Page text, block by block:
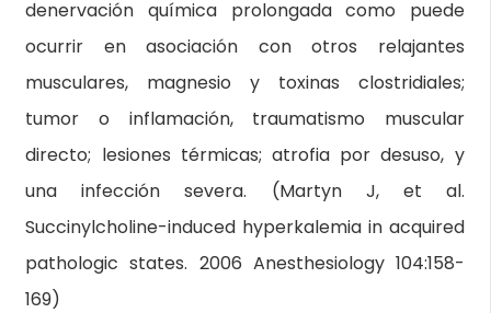
denervación química prolongada como puede
ocurrir en asociación con otros relajantes
musculares, magnesio y toxinas clostridiales;
tumor o inflamación, traumatismo muscular
directo; lesiones térmicas; atrofia por desuso, y
una infección severa. (Martyn J, et al.
Succinylcholine-induced hyperkalemia in acquired
pathologic states. 2006 Anesthesiology 104:158-
169)